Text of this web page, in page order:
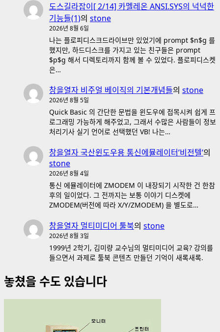
도스길라잡이[ 2/14] 카멜레온 ANSI.SYS의 넉넉한
기능들(1)의 stone
2026년 8월 6일
나는 플로피디스크드라이브만 있었기에 prompt $n$g 를
했지만, 하드디스크를 가지고 있는 친구들은 prompt
$p$g 해서 디렉토리까지 함께 볼 수 있었다. 플로피디스켓
은…
창을열자 비주얼 베이직의 기본개념들의 stone
2026년 8월 5일
Quick Basic 의 간단한 문법을 윈도우에 접목시켜 쉽게 프
로그래밍 가능하게 해주었고, 그래서 수많은 사람들이 정보
처리기사 실기 언어로 선택했던 VB! 나는…
창을열자 국산윈도우용 통신에뮬레이터’비전텔’의
stone
2026년 8월 4일
통신 에뮬레이터에 ZMODEM 이 내장되기 시작한 건 한참
후의 일이었다. 그 전까지는 보통 이야기 디스켓에
ZMODEM(버전에 따라 X/Y/ZMODEM) 을 별도로…
창을열자 멀티미디어 툴북의 stone
2026년 8월 3일
1999년 2학기, 김미량 교수님의 멀티미디어 교육? 강의를
들으면서 과제로 툴북 콘텐츠 만들던 기억이 새록새록.
놓쳤을 수도 있습니다